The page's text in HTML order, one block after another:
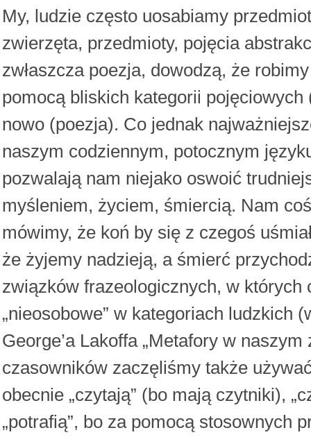
My, ludzie często uosabiamy
zwierzęta, przedmioty, pojęcia
zwłaszcza poezja, dowodzą, że
pomocą bliskich kategorii
nowo (poezja). Co jednak
naszym codziennym, potocznym
pozwalają nam niejako oswoić
myśleniem, życiem, śmiercią. Nam
mówimy, że koń by się z czegoś
że żyjemy nadzieją, a śmierć
związków frazeologicznych, w których
„nieosobowe” w kategoriach ludzkich
George’a Lakoffa „Metafory w
czasowników zaczęliśmy także
obecnie „czytają” (bo mają czytniki),
„potrafią”, bo za pomocą stosownych